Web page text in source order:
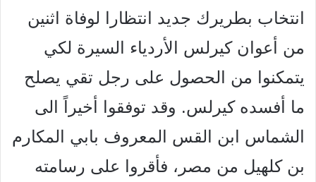
انتخاب بطريرك جديد انتظارا لوفاة اثنين
من أعوانكيرلس الأردياء السيرة لكي
يتمكنوا من الحصول على رجل تقي يصلح
ما أفسده كيرلس. وقد توفقوا أخيراً الى
الشماس ابن القس المعروف بابي المكارم
بن كلهيل من مصر، فأقروا على رسامته